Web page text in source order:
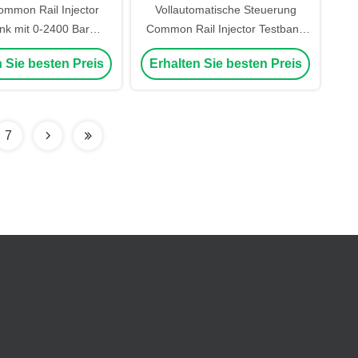
Rail Injector
mit 0-2400 Bar
5 Bar Präzision
Steuerung
Sie besten Preis
Vollautomatische Steuerung
Common Rail Injector Testbank
mit 0-2200 Bar Schienendruck
und 5,5 Kw Motorleistung
Erhalten Sie besten Preis
7